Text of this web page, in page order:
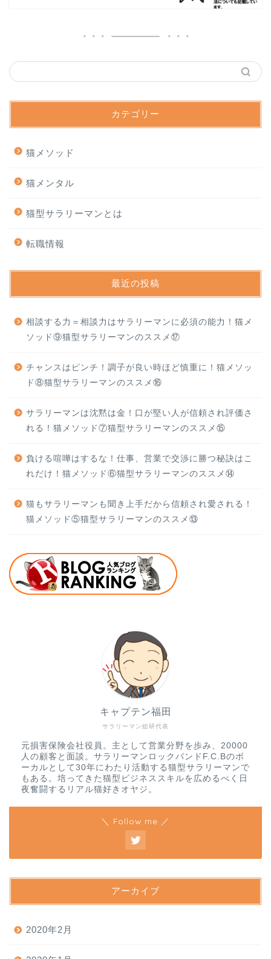
カテゴリー
猫メソッド
猫メンタル
猫型サラリーマンとは
転職情報
最近の投稿
相談する力＝相談力はサラリーマンに必須の能力！猫メ
ソッド⑨猫型サラリーマンのススメ⑰
チャンスはピンチ！調子が良い時ほど慎重に！猫メソッ
ド⑧猫型サラリーマンのススメ⑯
サラリーマンは沈黙は金！口が堅い人が信頼され評価さ
れる！猫メソッド⑦猫型サラリーマンのススメ⑮
負ける喧嘩はするな！仕事、営業で交渉に勝つ秘訣はこ
れだけ！猫メソッド⑥猫型サラリーマンのススメ⑭
猫もサラリーマンも聞き上手だから信頼され愛される！
猫メソッド⑤猫型サラリーマンのススメ⑬
サラリーマン総研代表
キャプテン福田
元損害保険会社役員。主として営業分野を歩み、20000
人の顧客と面談。サラリーマンロックバンドF.C.Bのボ
ーカルとして30年にわたり活動する猫型サラリーマンで
もある。培ってきた猫型ビジネススキルを広めるべく日
夜奮闘するリアル猫好きオヤジ。
＼ Follow me ／
アーカイブ
2020年2月